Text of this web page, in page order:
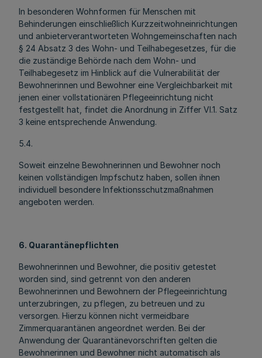
In besonderen Wohnformen für Menschen mit
Behinderungen einschließlich Kurzzeitwohneinrichtungen
und anbieterverantworteten Wohngemeinschaften nach
§ 24 Absatz 3 des Wohn- und Teilhabegesetzes, für die
die zuständige Behörde nach dem Wohn- und
Teilhabegesetz im Hinblick auf die Vulnerabilität der
Bewohnerinnen und Bewohner eine Vergleichbarkeit mit
jenen einer vollstationären Pflegeeinrichtung nicht
festgestellt hat, findet die Anordnung in Ziffer VI.1. Satz
3 keine entsprechende Anwendung.
5.4.
Soweit einzelne Bewohnerinnen und Bewohner noch
keinen vollständigen Impfschutz haben, sollen ihnen
individuell besondere Infektionsschutzmaßnahmen
angeboten werden.
6. Quarantänepflichten
Bewohnerinnen und Bewohner, die positiv getestet
worden sind, sind getrennt von den anderen
Bewohnerinnen und Bewohnern der Pflegeeinrichtung
unterzubringen, zu pflegen, zu betreuen und zu
versorgen. Hierzu können nicht vermeidbare
Zimmerquarantänen angeordnet werden. Bei der
Anwendung der Quarantänevorschriften gelten die
Bewohnerinnen und Bewohner nicht automatisch als